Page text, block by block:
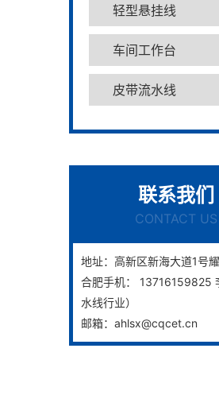
轻型悬挂线
车间工作台
皮带流水线
联系我们
CONTACT US
地址：高新区新海大道1号
合肥手机： 13716159825
水线行业）
邮箱：ahlsx@cqcet.cn